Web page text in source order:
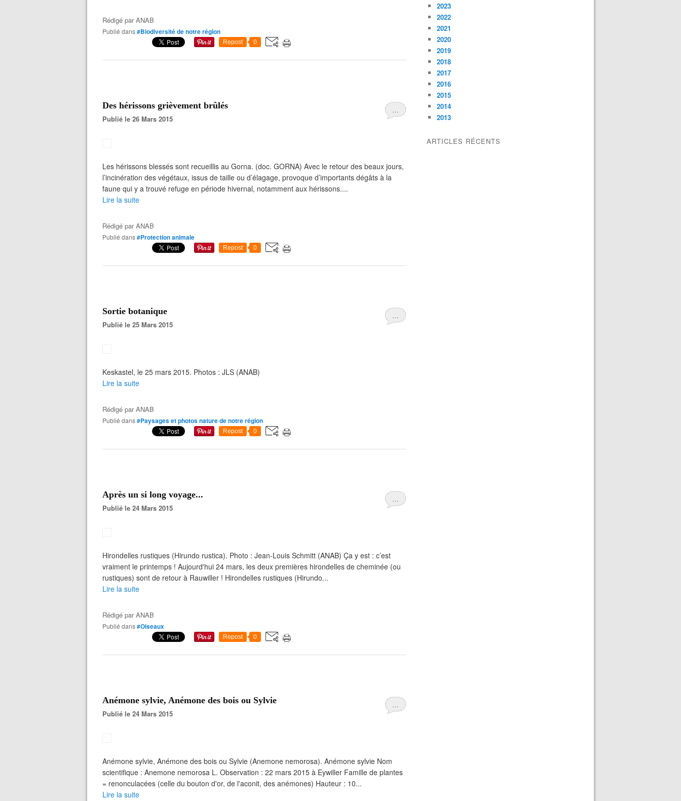
Rédigé parANAB
Publié dans#Biodiversité de notre région
Repost 0
…
Des hérissons grièvement brûlés
Publié le 26 Mars 2015
Les hérissons blessés sont recueillis au Gorna. (doc. GORNA) Avec le retour des beaux jours,
l’incinération des végétaux, issus de taille ou d’élagage, provoque d’importants dégâts à la
faune qui y a trouvé refuge en période hivernal, notamment aux hérissons....
Lire la suite
Rédigé parANAB
Publié dans#Protection animale
Repost 0
…
Sortie botanique
Publié le 25 Mars 2015
Keskastel, le 25 mars 2015. Photos : JLS (ANAB)
Lire la suite
Rédigé parANAB
Publié dans#Paysages et photos nature de notre région
Repost 0
…
Après un si long voyage...
Publié le 24 Mars 2015
Hirondelles rustiques (Hirundo rustica). Photo : Jean-Louis Schmitt (ANAB) Ça y est : c’est
vraiment le printemps ! Aujourd'hui 24 mars, les deux premières hirondelles de cheminée (ou
rustiques) sont de retour à Rauwiller ! Hirondelles rustiques (Hirundo...
Lire la suite
Rédigé parANAB
Publié dans#Oiseaux
Repost 0
…
Anémone sylvie, Anémone des bois ou Sylvie
Publié le 24 Mars 2015
Anémone sylvie, Anémone des bois ou Sylvie (Anemone nemorosa). Anémone sylvie Nom
scientifique : Anemone nemorosa L. Observation : 22 mars 2015 à Eywiller Famille de plantes
= renonculacées (celle du bouton d'or, de l'aconit, des anémones) Hauteur : 10...
Lire la suite
2023
2022
2021
2020
2019
2018
2017
2016
2015
2014
2013
ARTICLES RÉCENTS